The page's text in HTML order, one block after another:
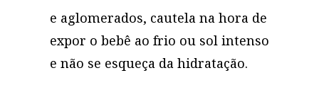
e aglomerados, cautela na hora de
expor o bebê ao frio ou sol intenso
e não se esqueça da hidratação.